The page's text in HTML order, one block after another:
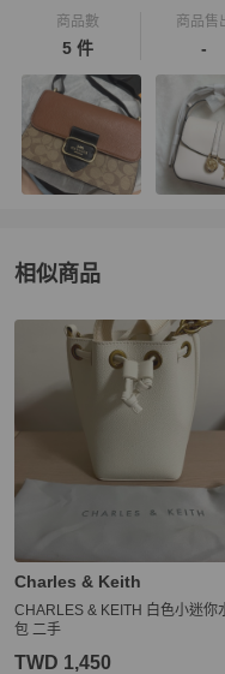
商品數
5 件
商品售
-
相似商品
更多相似Charles & Keith
Charles & Keith
CHARLES & KEITH 白色小迷你
包 二手
TWD 1,450